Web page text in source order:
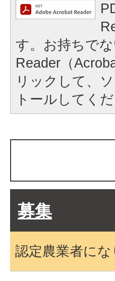
す。お持ちで
Reader（
リックして、
トールしてくだ
募集
認定農業者にな